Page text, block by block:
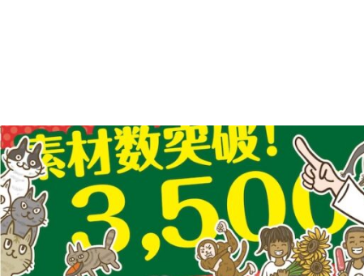
人
物
イ
ラ
を
ダ
ウ
ン
ロ
ー
ド